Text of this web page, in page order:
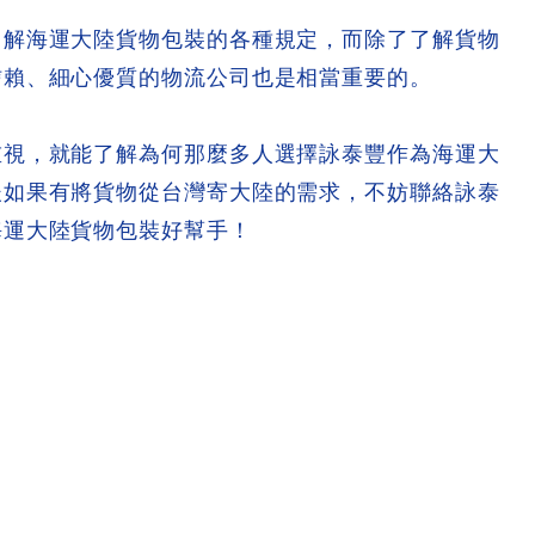
海運大陸貨物包裝的各種規定，而除了了解貨物
、細心優質的物流公司也是相當重要的。
，就能了解為何那麼多人選擇詠泰豐作為海運大
果有將貨物從台灣寄大陸的需求，不妨聯絡詠泰
大陸貨物包裝好幫手！